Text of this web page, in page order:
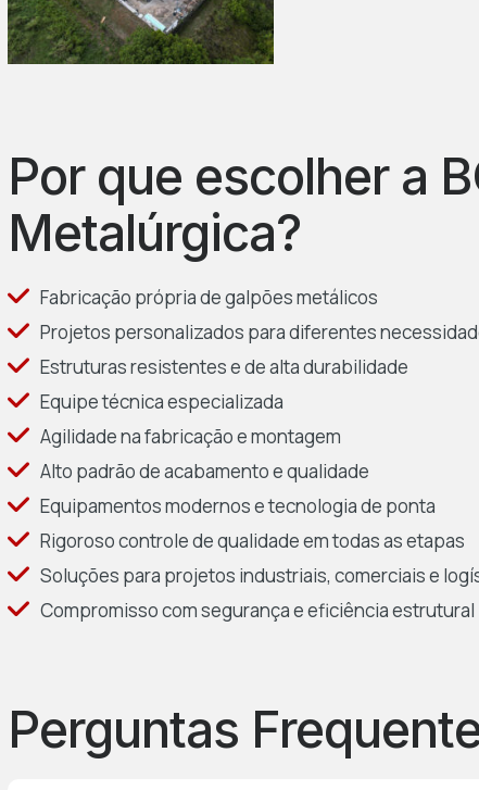
Por que escolher a
Metalúrgica?
Fabricação própria de galpões metálicos
Projetos personalizados para diferentes
Estruturas resistentes e de alta durabilidade
Equipe técnica especializada
Agilidade na fabricação e montagem
Alto padrão de acabamento e qualidade
Equipamentos modernos e tecnologia de ponta
Rigoroso controle de qualidade em todas as etapas
Soluções para projetos industriais, comerciais e
Compromisso com segurança e eficiência estrutural
Perguntas